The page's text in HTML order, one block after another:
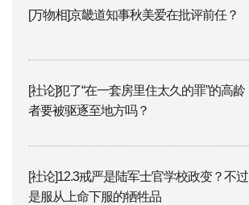
[万物相]京畿道知事秋美爱在批评前任？
[社论]犯了“在一套房里住太久的罪”的高龄
者要被驱逐至地方吗？
[社论]12.3戒严是陆军士官学校政变？不过
是服从上命下服的牺牲品